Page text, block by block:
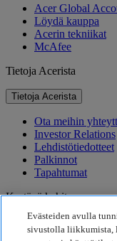
Acer Global
Löydä kauppa
Acerin tekniikat
McAfee
Tietoja Acerista
Tietoja Acerista
Ota meihin
Investor Relations
Lehdistötiedotteet
Palkinnot
Tapahtumat
Kestävä kehitys
Kestävä kehitys
Evästeiden avulla
sivustolla liikkumista,